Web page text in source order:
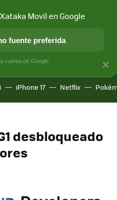
APLICACIONES
iPhone 17 Netflix
desbloqueado
×
Movil en Google
fuente preferida
cuenta de Google